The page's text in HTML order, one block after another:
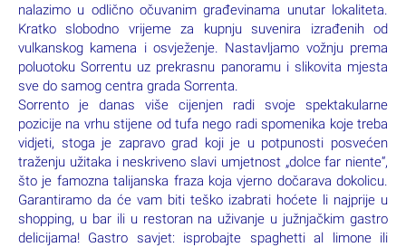
3. dan: NAPULJ: fakultativni izlet POMPEJI - SORRENTO
*na polasku 04.10.-07.10.2024. zamjena 2. i 3. dana
Doručak. Danas svakako preporučujemo fakultativni izlet u
Pompeje, izniman svjetski poznat arheološki lokalitet, i
Sorrento (doplata prilikom rezervacije aranžmana). Kraća
vožnja do Pompeja, nekadašnjeg popularnog ljetovališta
Rimljana poznatijeg još i kao antički Las Vegas. Pompeji i
Herkulanej bili su starorimski gradovi koje je u ljeto 79. pr. Kr.
iznenadila erupcija vulkana, pri čemu su Pompeji velikim
dijelom ostali sačuvani pod naslagama pepela i zemlje te
svjedoče o životu običnih ljudi u jednoj od rimskih lučkih
provincija. Grad zaustavljen u vremenu slučajno je otkriven
nakon 1600 godina te danas otkriva mnoge antičke tajne koje